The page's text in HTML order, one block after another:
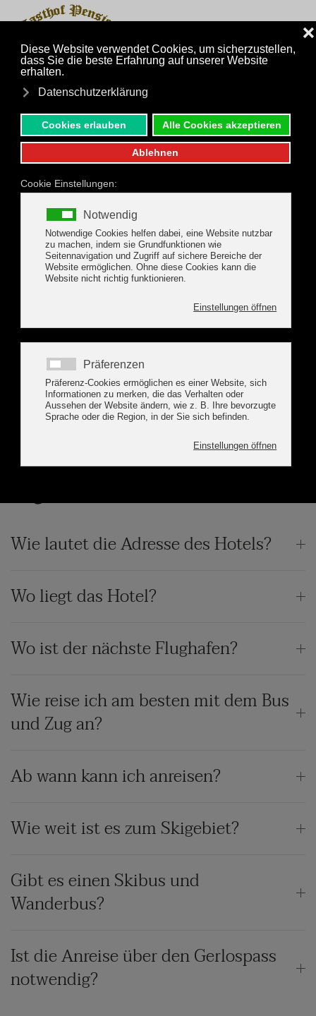
MENÜ
FAQs
Wie lautet die Adresse des Hotels?
Wo liegt das Hotel?
Wo ist der nächste Flughafen?
Wie reise ich am besten mit dem Bus
und Zug an?
Ab wann kann ich anreisen?
Wie weit ist es zum Skigebiet?
Gibt es einen Skibus und
Wanderbus?
Ist die Anreise über den Gerlospass
notwendig?